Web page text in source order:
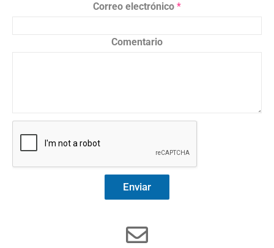
Correo electrónico *
Comentario
Enviar